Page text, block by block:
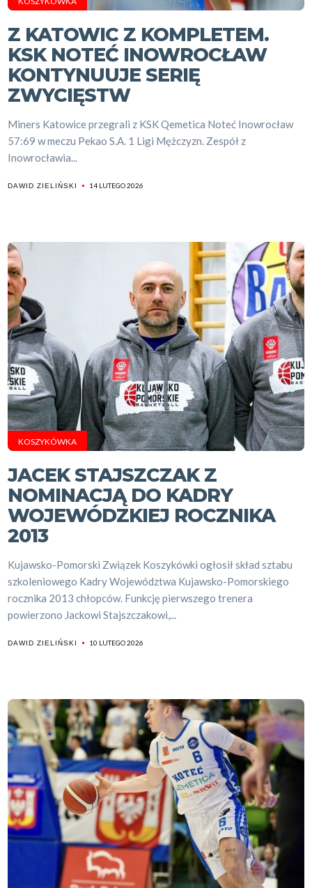
Z KATOWIC Z KOMPLETEM.
KSK NOTEĆ INOWROCŁAW
KONTYNUUJE SERIĘ
ZWYCIĘSTW
Miners Katowice przegrali z KSK Qemetica Noteć Inowrocław
57:69 w meczu Pekao S.A. 1 Ligi Mężczyzn. Zespół z
Inowrocławia...
DAWID ZIELIŃSKI 14 LUTEGO 2026
KOSZYKÓWKA
JACEK STAJSZCZAK Z
NOMINACJĄ DO KADRY
WOJEWÓDZKIEJ ROCZNIKA
2013
Kujawsko-Pomorski Związek Koszykówki ogłosił skład sztabu
szkoleniowego Kadry Województwa Kujawsko-Pomorskiego
rocznika 2013 chłopców. Funkcję pierwszego trenera
powierzono Jackowi Stajszczakowi,...
DAWID ZIELIŃSKI 10 LUTEGO 2026